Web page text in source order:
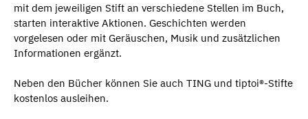
mit dem jeweiligen Stift an verschiedene Stellen im Buch,
starten interaktive Aktionen. Geschichten werden
vorgelesen oder mit Geräuschen, Musik und zusätzlichen
Informationen ergänzt.
Neben den Bücher können Sie auch TING und tiptoi®-Stifte
kostenlos ausleihen.